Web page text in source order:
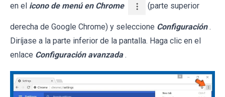
en el icono de menú en Chrome (parte superior
derecha de Google Chrome) y seleccione Configuración .
Diríjase a la parte inferior de la pantalla. Haga clic en el
enlace Configuración avanzada .